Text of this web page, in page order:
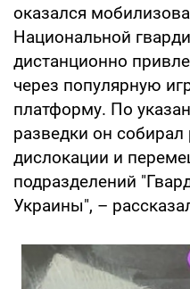
оказался
Национальной
дистанционно
через популярную
платформу. По
разведки он
дислокации и
подразделений
Украины", –